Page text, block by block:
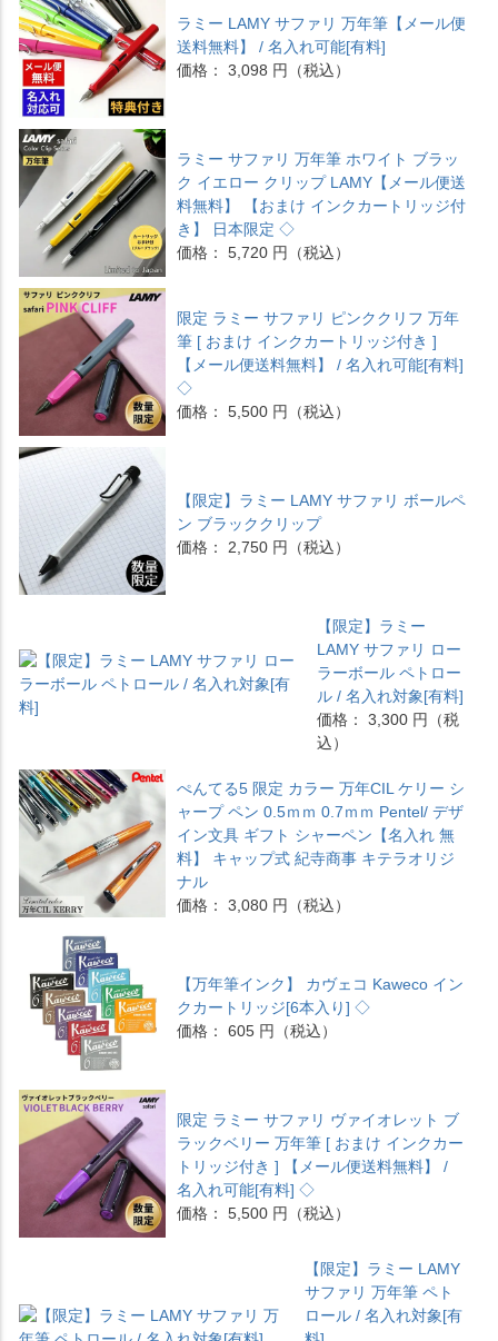
ラミー LAMY サファリ 万年筆【メール便
送料無料】 / 名入れ可能[有料]
価格： 3,098 円（税込）
ラミー サファリ 万年筆 ホワイト ブラッ
ク イエロー クリップ LAMY【メール便送
料無料】 【おまけ インクカートリッジ付
き】 日本限定 ◇
価格： 5,720 円（税込）
限定 ラミー サファリ ピンククリフ 万年
筆 [ おまけ インクカートリッジ付き ]
【メール便送料無料】 / 名入れ可能[有料]
◇
価格： 5,500 円（税込）
【限定】ラミー LAMY サファリ ボールペ
ン ブラッククリップ
価格： 2,750 円（税込）
【限定】ラミー
LAMY サファリ ロー
ラーボール ペトロー
ル / 名入れ対象[有料]
価格： 3,300 円（税
込）
ぺんてる5 限定 カラー 万年CIL ケリー シ
ャープ ペン 0.5ｍｍ 0.7ｍｍ Pentel/ デザ
イン文具 ギフト シャーペン【名入れ 無
料】 キャップ式 紀寺商事 キテラオリジ
ナル
価格： 3,080 円（税込）
【万年筆インク】 カヴェコ Kaweco イン
クカートリッジ[6本入り] ◇
価格： 605 円（税込）
限定 ラミー サファリ ヴァイオレット ブ
ラックベリー 万年筆 [ おまけ インクカー
トリッジ付き ] 【メール便送料無料】 /
名入れ可能[有料] ◇
価格： 5,500 円（税込）
【限定】ラミー LAMY
サファリ 万年筆 ペト
ロール / 名入れ対象[有